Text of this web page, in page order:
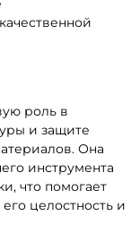
роль в
и защите
Она
инструмента
что помогает
целостность и